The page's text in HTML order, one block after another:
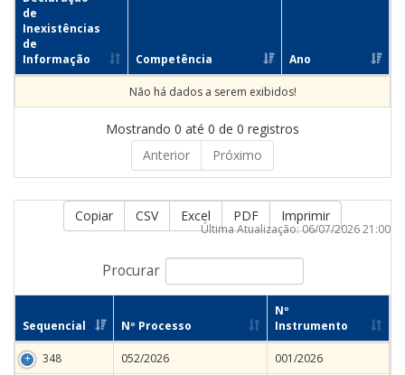
de
Inexistências
de
Informação
Competência Ano
Não há dados a serem exibidos!
Mostrando 0 até 0 de 0 registros
Anterior
Próximo
Copiar CSV Excel PDF Imprimir
Procurar
Última Atualização: 06/07/2026 21:00
Sequencial Nº Processo
Nº
Instrumento
348 052/2026
001/2026